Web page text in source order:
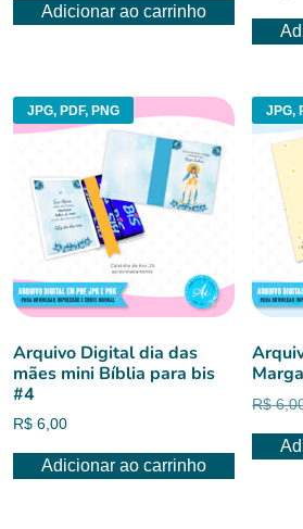
Adicionar ao carrinho
JPG, PDF, PNG
Arquivo Digital dia das
mães mini Bíblia para bis
#4
R$ 6,00
Adicionar ao carrinho
JPG,
R$